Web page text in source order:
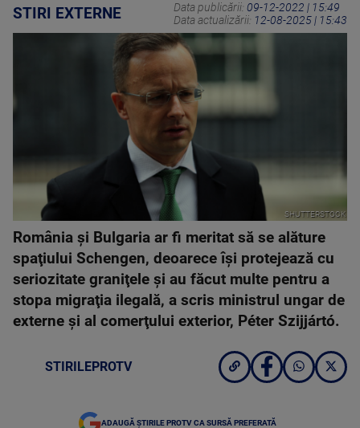
STIRI EXTERNE Data publicării: 09-12-2022 | 15:49
Data actualizării: 12-08-2025 | 15:43
SHUTTERSTOCK
România şi Bulgaria ar fi meritat să se alăture
spaţiului Schengen, deoarece îşi protejează cu
seriozitate graniţele şi au făcut multe pentru a
stopa migraţia ilegală, a scris ministrul ungar de
externe şi al comerţului exterior, Péter Szijjártó.
STIRILEPROTV
ADAUGĂ ȘTIRILE PROTV CA SURSĂ PREFERATĂ